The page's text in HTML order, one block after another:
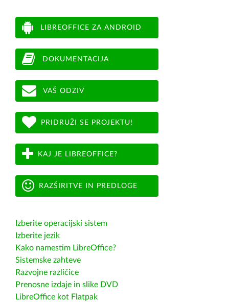
LIBREOFFICE ZA ANDROID
DOKUMENTACIJA
VAŠ ODZIV
PRIDRUŽI SE PROJEKTU!
KAJ JE LIBREOFFICE?
RAZŠIRITVE IN PREDLOGE
Izberite operacijski sistem
Izberite jezik
Kako namestim LibreOffice?
Sistemske zahteve
Razvojne različice
Prenosne izdaje in slike DVD
LibreOffice kot Flatpak